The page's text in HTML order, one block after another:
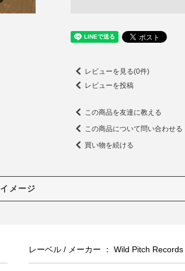
レビューを見る(0件)
レビューを投稿
この商品を友達に教える
この商品について問い合わせる
買い物を続ける
イメージ
レーベル / メーカー ： Wild Pitch Records